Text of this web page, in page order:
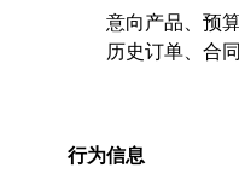
意向产品、预
历史订单、合
行为信息